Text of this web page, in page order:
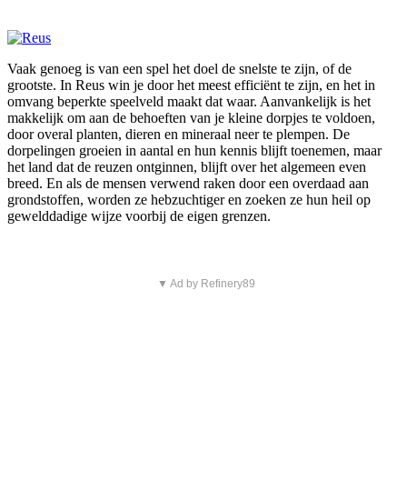
Vaak genoeg is van een spel het doel de snelste te zijn, of de
grootste. In Reus win je door het meest efficiënt te zijn, en het in
omvang beperkte speelveld maakt dat waar. Aanvankelijk is het
makkelijk om aan de behoeften van je kleine dorpjes te voldoen,
door overal planten, dieren en mineraal neer te plempen. De
dorpelingen groeien in aantal en hun kennis blijft toenemen, maar
het land dat de reuzen ontginnen, blijft over het algemeen even
breed. En als de mensen verwend raken door een overdaad aan
grondstoffen, worden ze hebzuchtiger en zoeken ze hun heil op
gewelddadige wijze voorbij de eigen grenzen.
▼ Ad by Refinery89